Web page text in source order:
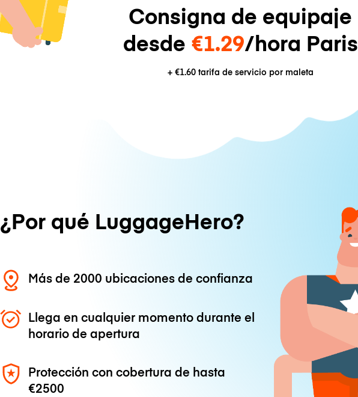
Consigna de equipaje
desde €1.29/hora Paris
+ €1.60tarifa de servicio por maleta
¿Por qué LuggageHero?
Más de 2000 ubicaciones de confianza
Llega en cualquier momento durante el
horario de apertura
Protección con cobertura de hasta
€2500